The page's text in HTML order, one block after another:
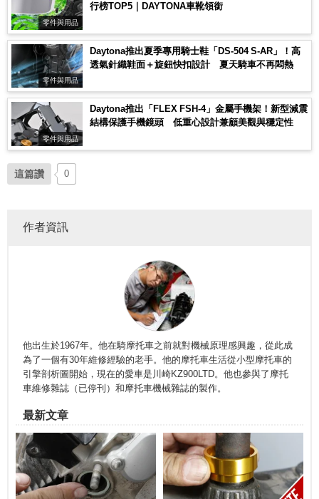
零件與用品
行榜TOP5｜DAYTONA車靴領銜
零件與用品
Daytona推出夏季專用騎士鞋「DS-504 S-AR」！高
透氣針織鞋面＋旋鈕快扣設計 夏天騎車不再悶熱
零件與用品
Daytona推出「FLEX FSH-4」金屬手機架！新型減震
結構保護手機鏡頭 低重心設計兼顧美觀與穩定性
這篇讚 0
作者資訊
他出生於1967年。他在騎摩托車之前就對機械原理感興趣，從此成
為了一個有30年維修經驗的老手。他的摩托車生活從小型摩托車的
引擎剖析圖開始，現在的愛車是川崎KZ900LTD。他也參與了摩托
車維修雜誌（已停刊）和摩托車機械雜誌的製作。
最新文章